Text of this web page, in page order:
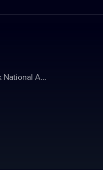
Ivano-Frankivsk National Academic Drama Theater named after Ivan Franko